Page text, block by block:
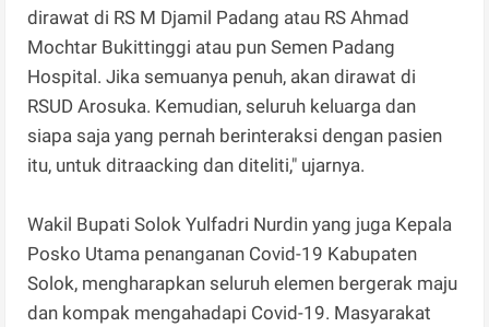
dirawat di RS M Djamil Padang atau RS Ahmad
Mochtar Bukittinggi atau pun Semen Padang
Hospital. Jika semuanya penuh, akan dirawat di
RSUD Arosuka. Kemudian, seluruh keluarga dan
siapa saja yang pernah berinteraksi dengan pasien
itu, untuk ditraacking dan diteliti," ujarnya.
Wakil Bupati Solok Yulfadri Nurdin yang juga Kepala
Posko Utama penanganan Covid-19 Kabupaten
Solok, mengharapkan seluruh elemen bergerak maju
dan kompak mengahadapi Covid-19. Masyarakat